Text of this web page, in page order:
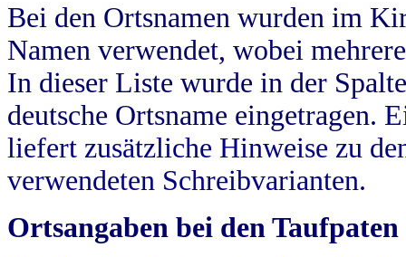
Bei den Ortsnamen wurden im
Namen verwendet, wobei
In dieser Liste wurde in der
deutsche Ortsname eingetragen.
liefert zusätzliche Hinweise zu
verwendeten Schreibvarianten.
Ortsangaben bei den Taufpaten